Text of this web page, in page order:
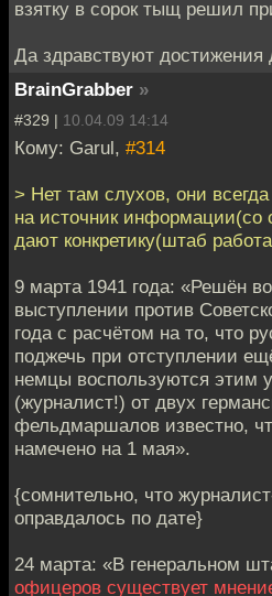
взятку в сорок тыщ решил
Да здравствуют достижения
BrainGrabber »
#329 | 10.04.09 14:14
Кому: Garul, #314
> Нет там слухов, они
на источник информации(со
дают конкретику(штаб
9 марта 1941 года: «Решён
выступлении против
года с расчётом на то, что
поджечь при отступлении
немцы воспользуются этим
(журналист!) от двух
фельдмаршалов известно,
намечено на 1 мая».
{сомнительно, что
оправдалось по дате}
24 марта: «В генеральном
офицеров существует